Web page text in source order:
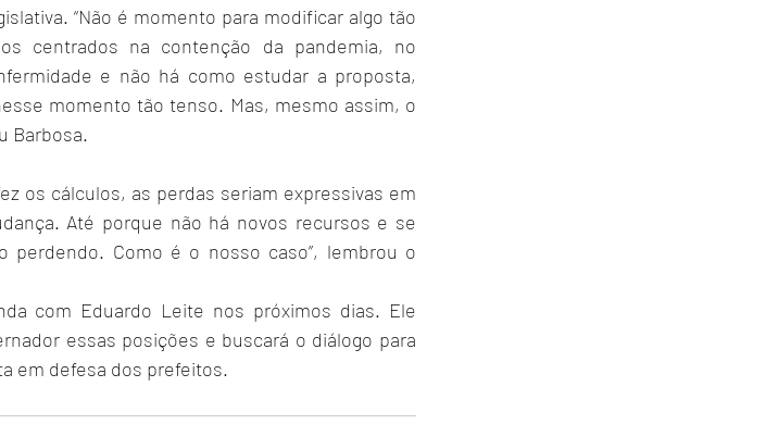
“Não é momento para modificar algo tão
centrados na contenção da pandemia, no
e não há como estudar a proposta,
momento tão tenso. Mas, mesmo assim, o
Barbosa.
os cálculos, as perdas seriam expressivas em
Até porque não há novos recursos e se
perdendo. Como é o nosso caso”, lembrou o
com Eduardo Leite nos próximos dias. Ele
essas posições e buscará o diálogo para
em defesa dos prefeitos.